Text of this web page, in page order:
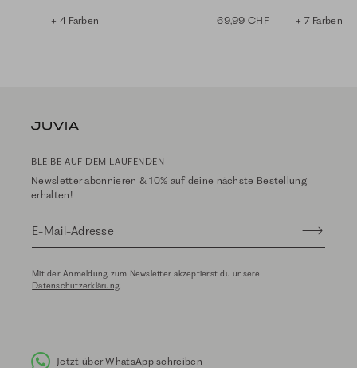
+ 4 Farben 69,99 CHF + 7 Farben
BLEIBE AUF DEM LAUFENDEN
Newsletter abonnieren & 10% auf deine nächste Bestellung
erhalten!
E-Mail-Adresse
Mit der Anmeldung zum Newsletter akzeptierst du unsere
Datenschutzerklärung.
Jetzt über WhatsApp schreiben